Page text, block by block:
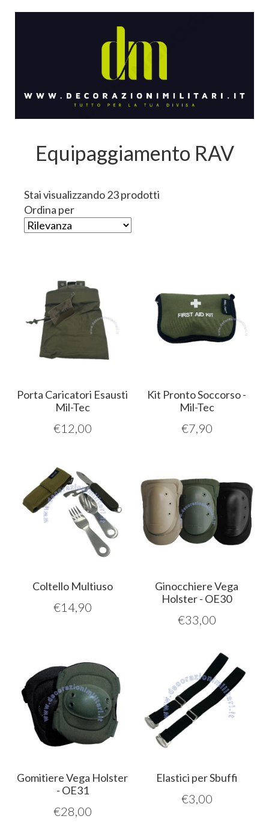
Equipaggiamento RAV
Stai visualizzando 23 prodotti
Ordina per
Porta Caricatori Esausti
Mil-Tec
€12,00
Kit Pronto Soccorso -
Mil-Tec
€7,90
Coltello Multiuso
€14,90
Ginocchiere Vega
Holster - OE30
€33,00
Gomitiere Vega Holster
- OE31
€28,00
Elastici per Sbuffi
€3,00